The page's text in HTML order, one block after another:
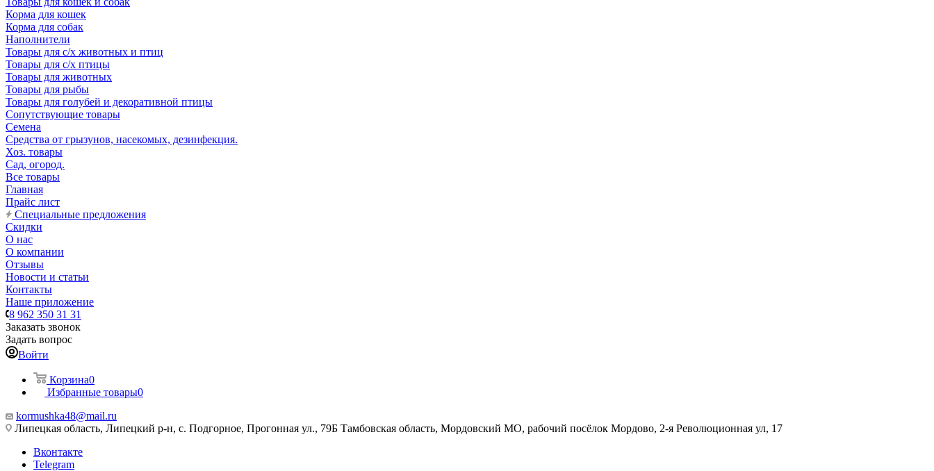
Корма для кошек
Корма для собак
Наполнители
Товары для с/х животных и птиц
Товары для с/х птицы
Товары для животных
Товары для рыбы
Товары для голубей и декоративной птицы
Сопутствующие товары
Семена
Средства от грызунов, насекомых, дезинфекция.
Хоз. товары
Сад, огород.
Все товары
Главная
Прайс лист
Специальные предложения
Скидки
О нас
О компании
Отзывы
Новости и статьи
Контакты
Наше приложение
8 962 350 31 31
Заказать звонок
Задать вопрос
Войти
Корзина0
Избранные товары0
kormushka48@mail.ru
Липецкая область, Липецкий р-н, с. Подгорное, Прогонная ул., 79Б Тамбовская область, Мордовский МО, рабочий посёлок Мордово, 2-я Революционная ул, 17
Вконтакте
Telegram